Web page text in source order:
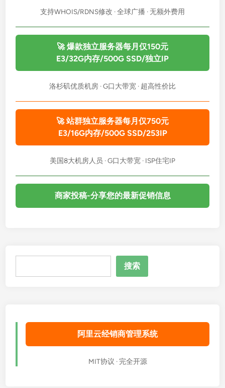
支持WHOIS/RDNS修改 · 全球广播 · 无额外费用
🚀 爆款独立服务器每月仅150元
E3/32G内存/500G SSD/独立IP
洛杉矶优质机房 · G口大带宽 · 超高性价比
🚀 站群独立服务器每月仅750元
E3/16G内存/500G SSD/253IP
美国8大机房人员 · G口大带宽 · ISP住宅IP
商家投稿-分享您的最新促销信息
搜索
阿里云经销商管理系统
MIT协议 · 完全开源